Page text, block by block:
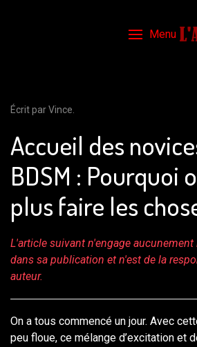
Menu
Écrit par Vince.
Accueil des
BDSM : Pourquoi
plus faire les
L'article suivant n'engage aucunement
dans sa publication et n'est de la
auteur.
On a tous commencé un jour. Avec
peu floue, ce mélange d’excitation et